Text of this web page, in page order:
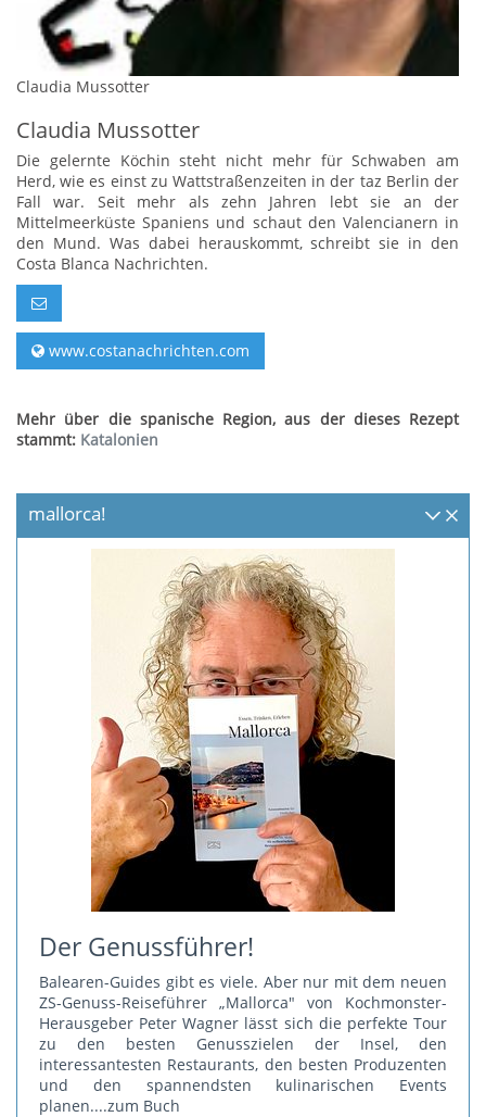
Claudia Mussotter
Claudia Mussotter
Die gelernte Köchin steht nicht mehr für Schwaben am
Herd, wie es einst zu Wattstraßenzeiten in der taz Berlin der
Fall war. Seit mehr als zehn Jahren lebt sie an der
Mittelmeerküste Spaniens und schaut den Valencianern in
den Mund. Was dabei herauskommt, schreibt sie in den
Costa Blanca Nachrichten.
www.costanachrichten.com
Mehr über die spanische Region, aus der dieses Rezept
stammt: Katalonien
mallorca!
Der Genussführer!
Balearen-Guides gibt es viele. Aber nur mit dem neuen
ZS-Genuss-Reiseführer „Mallorca" von Kochmonster-
Herausgeber Peter Wagner lässt sich die perfekte Tour
zu den besten Genusszielen der Insel, den
interessantesten Restaurants, den besten Produzenten
und den spannendsten kulinarischen Events
planen....zum Buch